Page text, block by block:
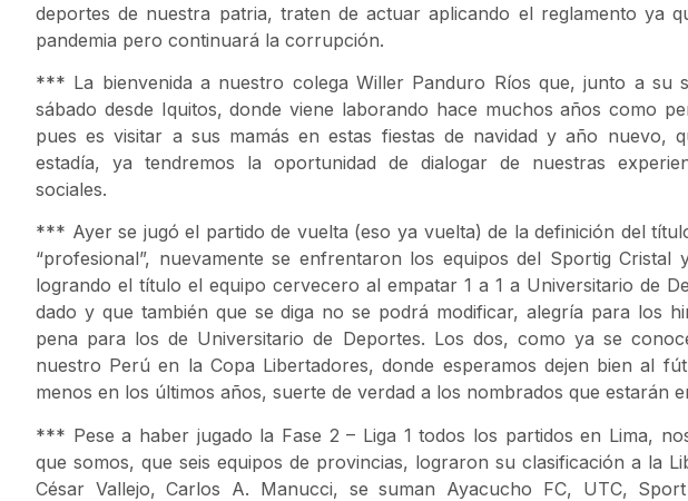
deportes de nuestra patria, traten de actuar aplicando el reglamento ya
pandemia pero continuará la corrupción.
*** La bienvenida a nuestro colega Willer Panduro Ríos que, junto a su
sábado desde Iquitos, donde viene laborando hace muchos años como
pues es visitar a sus mamás en estas fiestas de navidad y año nuevo,
estadía, ya tendremos la oportunidad de dialogar de nuestras
sociales.
*** Ayer se jugó el partido de vuelta (eso ya vuelta) de la definición del
“profesional”, nuevamente se enfrentaron los equipos del Sportig Cristal
logrando el título el equipo cervecero al empatar 1 a 1 a Universitario de
dado y que también que se diga no se podrá modificar, alegría para los
pena para los de Universitario de Deportes. Los dos, como ya se
nuestro Perú en la Copa Libertadores, donde esperamos dejen bien al
menos en los últimos años, suerte de verdad a los nombrados que estarán
*** Pese a haber jugado la Fase 2 – Liga 1 todos los partidos en Lima,
que somos, que seis equipos de provincias, lograron su clasificación a la
César Vallejo, Carlos A. Manucci, se suman Ayacucho FC, UTC,